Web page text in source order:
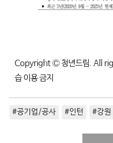
Copyright Ⓒ 청년드림. All
습 이용 금지
#공기업/공사 #인턴 #강원